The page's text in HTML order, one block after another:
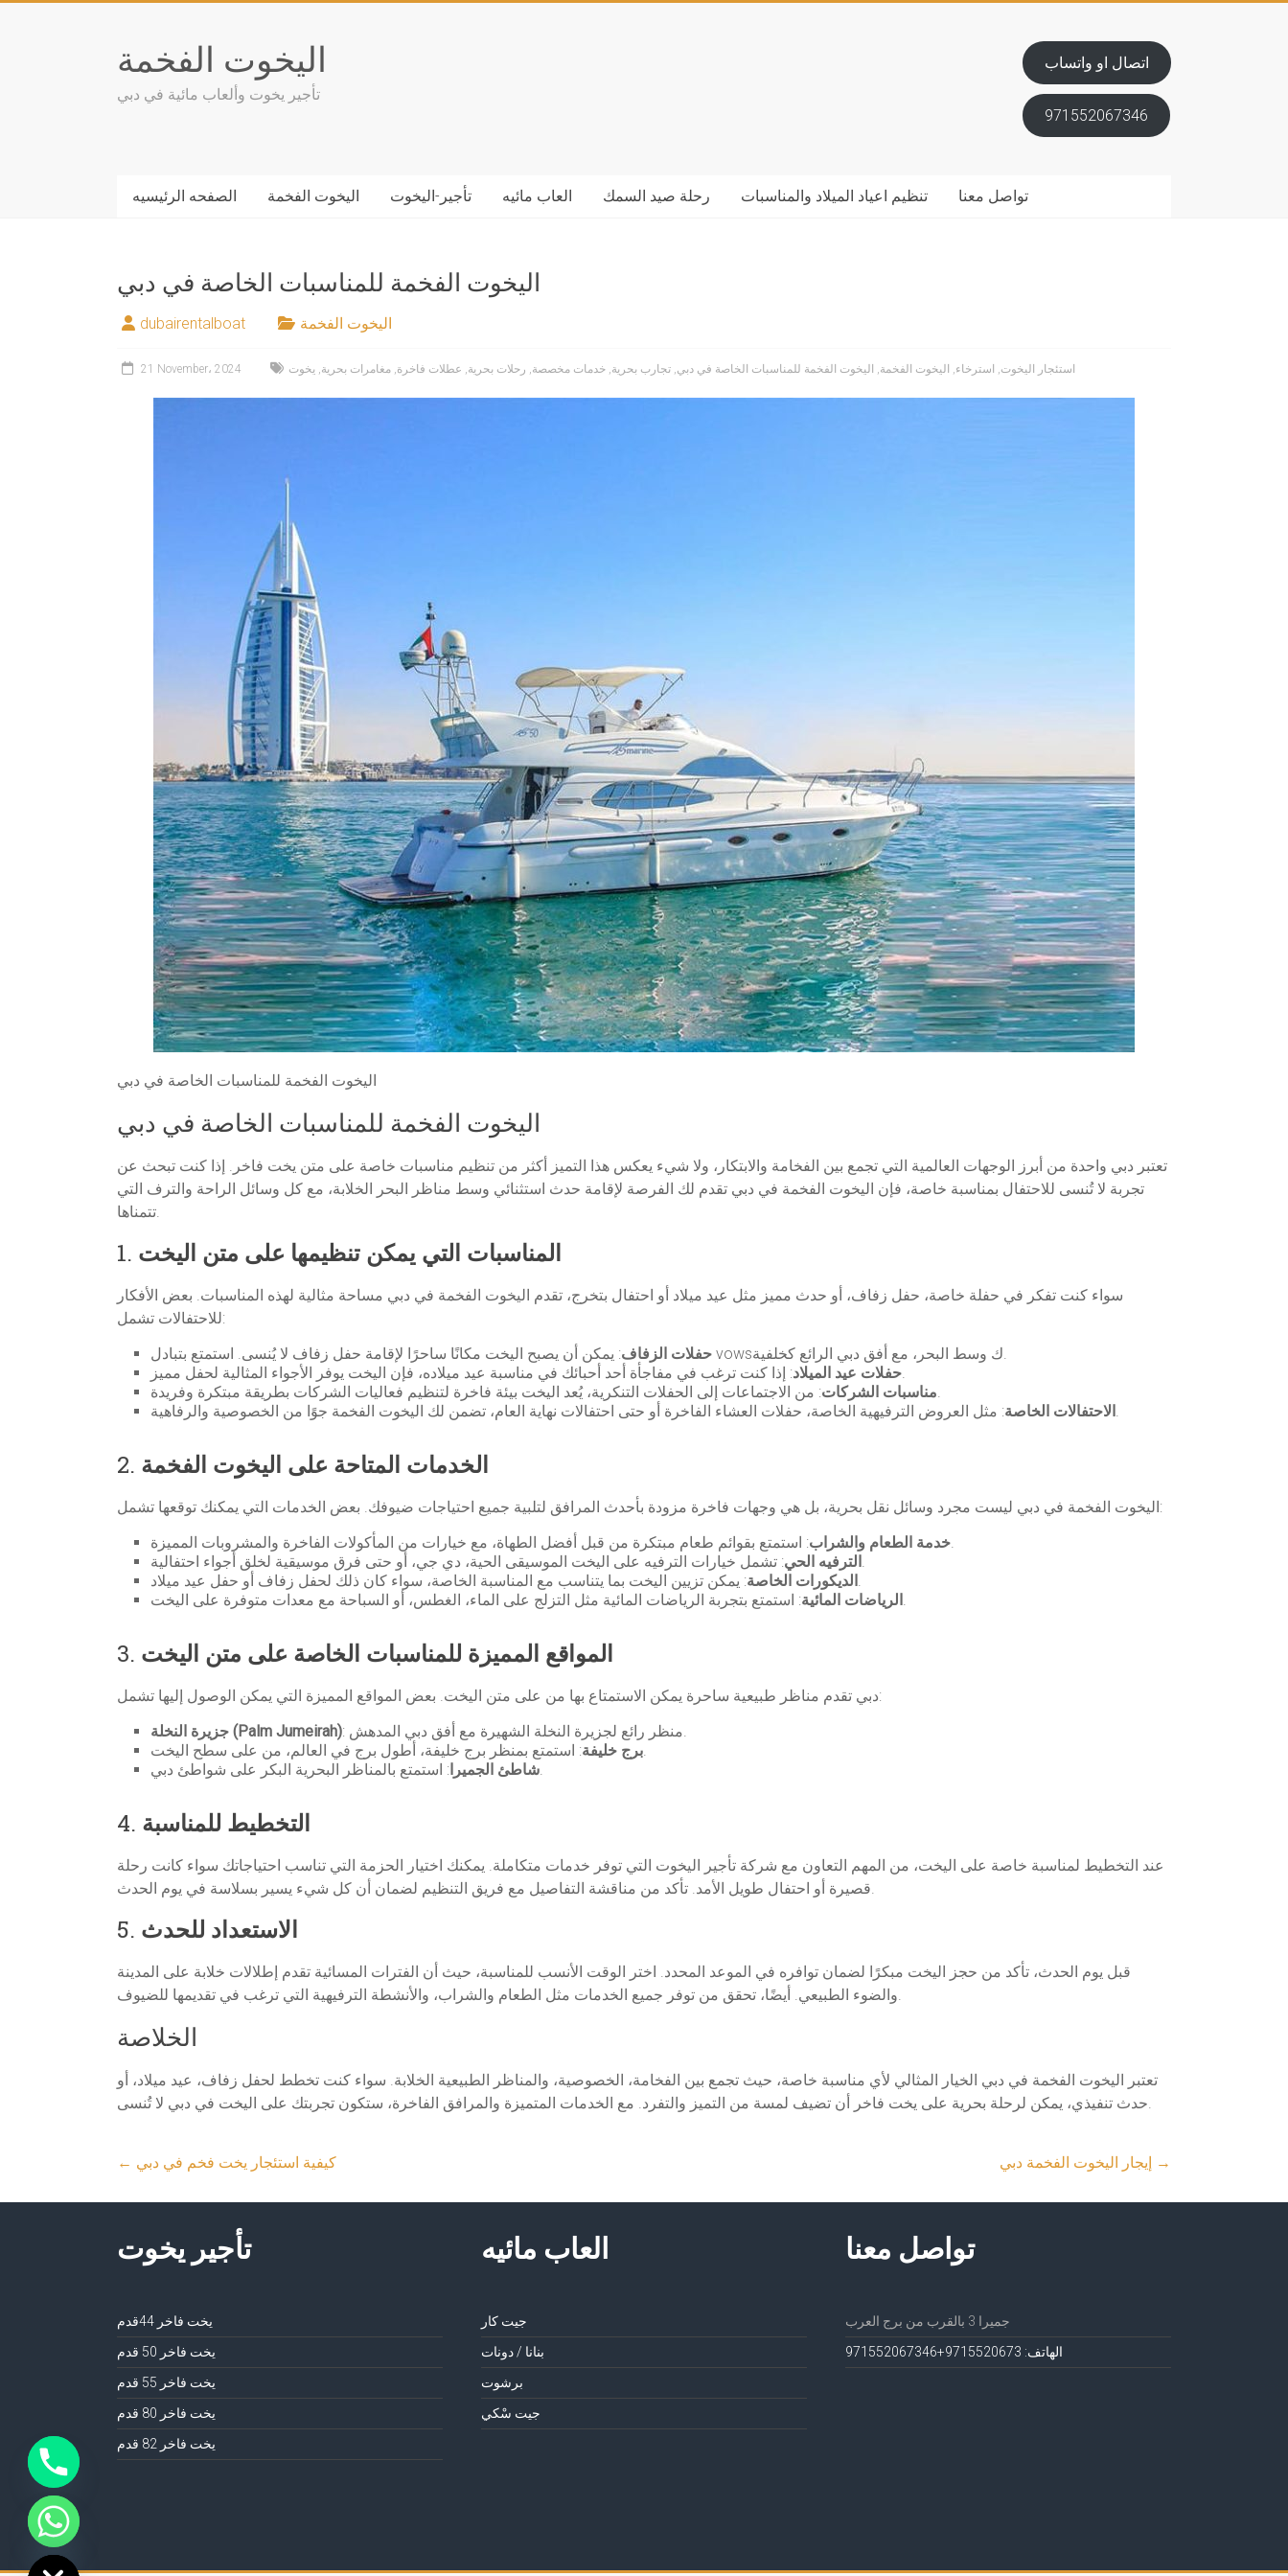
اليخوت الفخمة
تأجير يخوت وألعاب مائية في دبي
اتصال او واتساب
971552067346
الصفحه الرئيسيه اليخوت الفخمة تأجير-اليخوت العاب مائيه رحلة صيد السمك تنظيم اعياد الميلاد والمناسبات تواصل معنا
اليخوت الفخمة للمناسبات الخاصة في دبي
dubairentalboat اليخوت الفخمة
21 November، 2024 استئجار اليخوت, استرخاء, اليخوت الفخمة, اليخوت الفخمة للمناسبات الخاصة في دبي, تجارب بحرية, خدمات مخصصة, رحلات بحرية, عطلات فاخرة, مغامرات بحرية, يخوت
اليخوت الفخمة للمناسبات الخاصة في دبي
اليخوت الفخمة للمناسبات الخاصة في دبي
تعتبر دبي واحدة من أبرز الوجهات العالمية التي تجمع بين الفخامة والابتكار، ولا شيء يعكس هذا التميز أكثر من تنظيم مناسبات خاصة على متن يخت فاخر. إذا كنت تبحث عن
تجربة لا تُنسى للاحتفال بمناسبة خاصة، فإن اليخوت الفخمة في دبي تقدم لك الفرصة لإقامة حدث استثنائي وسط مناظر البحر الخلابة، مع كل وسائل الراحة والترف التي
تتمناها.
1. المناسبات التي يمكن تنظيمها على متن اليخت
سواء كنت تفكر في حفلة خاصة، حفل زفاف، أو حدث مميز مثل عيد ميلاد أو احتفال بتخرج، تقدم اليخوت الفخمة في دبي مساحة مثالية لهذه المناسبات. بعض الأفكار
للاحتفالات تشمل:
حفلات الزفاف
: يمكن أن يصبح اليخت مكانًا ساحرًا لإقامة حفل زفاف لا يُنسى. استمتع بتبادل vowsك وسط البحر، مع أفق دبي الرائع كخلفية.
حفلات عيد الميلاد: إذا كنت ترغب في مفاجأة أحد أحبائك في مناسبة عيد ميلاده، فإن اليخت يوفر الأجواء المثالية لحفل مميز.
مناسبات الشركات: من الاجتماعات إلى الحفلات التنكرية، يُعد اليخت بيئة فاخرة لتنظيم فعاليات الشركات بطريقة مبتكرة وفريدة.
الاحتفالات الخاصة: مثل العروض الترفيهية الخاصة، حفلات العشاء الفاخرة أو حتى احتفالات نهاية العام، تضمن لك اليخوت الفخمة جوًا من الخصوصية والرفاهية.
2. الخدمات المتاحة على اليخوت الفخمة
اليخوت الفخمة في دبي ليست مجرد وسائل نقل بحرية، بل هي وجهات فاخرة مزودة بأحدث المرافق لتلبية جميع احتياجات ضيوفك. بعض الخدمات التي يمكنك توقعها تشمل:
خدمة الطعام والشراب: استمتع بقوائم طعام مبتكرة من قبل أفضل الطهاة، مع خيارات من المأكولات الفاخرة والمشروبات المميزة.
الترفيه الحي: تشمل خيارات الترفيه على اليخت الموسيقى الحية، دي جي، أو حتى فرق موسيقية لخلق أجواء احتفالية.
الديكورات الخاصة: يمكن تزيين اليخت بما يتناسب مع المناسبة الخاصة، سواء كان ذلك لحفل زفاف أو حفل عيد ميلاد.
الرياضات المائية: استمتع بتجربة الرياضات المائية مثل التزلج على الماء، الغطس، أو السباحة مع معدات متوفرة على اليخت.
3. المواقع المميزة للمناسبات الخاصة على متن اليخت
دبي تقدم مناظر طبيعية ساحرة يمكن الاستمتاع بها من على متن اليخت. بعض المواقع المميزة التي يمكن الوصول إليها تشمل:
جزيرة النخلة (Palm Jumeirah)
: منظر رائع لجزيرة النخلة الشهيرة مع أفق دبي المدهش.
برج خليفة: استمتع بمنظر برج خليفة، أطول برج في العالم، من على سطح اليخت.
شاطئ الجميرا: استمتع بالمناظر البحرية البكر على شواطئ دبي.
4. التخطيط للمناسبة
عند التخطيط لمناسبة خاصة على اليخت، من المهم التعاون مع شركة تأجير اليخوت التي توفر خدمات متكاملة. يمكنك اختيار الحزمة التي تناسب احتياجاتك سواء كانت رحلة
قصيرة أو احتفال طويل الأمد. تأكد من مناقشة التفاصيل مع فريق التنظيم لضمان أن كل شيء يسير بسلاسة في يوم الحدث.
5. الاستعداد للحدث
قبل يوم الحدث، تأكد من حجز اليخت مبكرًا لضمان توافره في الموعد المحدد. اختر الوقت الأنسب للمناسبة، حيث أن الفترات المسائية تقدم إطلالات خلابة على المدينة
والضوء الطبيعي. أيضًا، تحقق من توفر جميع الخدمات مثل الطعام والشراب، والأنشطة الترفيهية التي ترغب في تقديمها للضيوف.
الخلاصة
تعتبر اليخوت الفخمة في دبي الخيار المثالي لأي مناسبة خاصة، حيث تجمع بين الفخامة، الخصوصية، والمناظر الطبيعية الخلابة. سواء كنت تخطط لحفل زفاف، عيد ميلاد، أو
حدث تنفيذي، يمكن لرحلة بحرية على يخت فاخر أن تضيف لمسة من التميز والتفرد. مع الخدمات المتميزة والمرافق الفاخرة، ستكون تجربتك على اليخت في دبي لا تُنسى.
← كيفية استئجار يخت فخم في دبي →
تأجير يخوت
يخت فاخر 44قدم
يخت فاخر 50 قدم
يخت فاخر 55 قدم
يخت فاخر 80 قدم
يخت فاخر 82 قدم
العاب مائيه
جيت كار
بنانا / دونات
برشوت
جيت سْكي
تواصل معنا
جميرا 3 بالقرب من برج العرب
الهاتف: 971552067 3+971552067346
chaty